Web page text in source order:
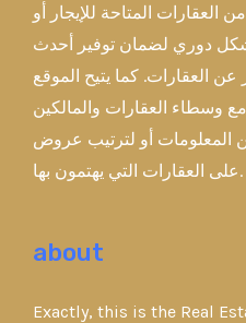
العقارات المتاحة للإيجار أو
دوري لضمان توفير أحدث
العقارات. كما يتيح الموقع
وسطاء العقارات والمالكين
أو لترتيب عروض
على العقارات التي يهتمون بها.
about
Exactly, this is the Real